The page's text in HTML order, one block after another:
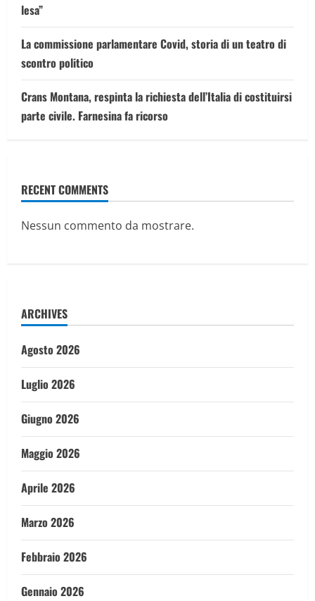
lesa”
La commissione parlamentare Covid, storia di un teatro di
scontro politico
Crans Montana, respinta la richiesta dell’Italia di costituirsi
parte civile. Farnesina fa ricorso
RECENT COMMENTS
Nessun commento da mostrare.
ARCHIVES
Agosto 2026
Luglio 2026
Giugno 2026
Maggio 2026
Aprile 2026
Marzo 2026
Febbraio 2026
Gennaio 2026